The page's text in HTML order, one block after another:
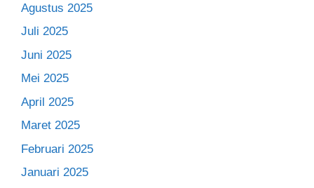
Agustus 2025
Juli 2025
Juni 2025
Mei 2025
April 2025
Maret 2025
Februari 2025
Januari 2025